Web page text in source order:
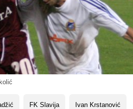
FK Slavija Ivan Krstanović